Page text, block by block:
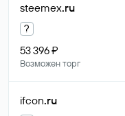
steemex.ru
?
53 396 ₽
Возможен торг
ifcon.ru